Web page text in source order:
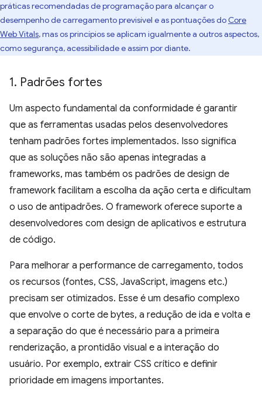
práticas recomendadas de programação para alcançar o
desempenho de carregamento previsível e as pontuações do Core
Web Vitals, mas os princípios se aplicam igualmente a outros aspectos,
como segurança, acessibilidade e assim por diante.
1. Padrões fortes
Um aspecto fundamental da conformidade é garantir
que as ferramentas usadas pelos desenvolvedores
tenham padrões fortes implementados. Isso significa
que as soluções não são apenas integradas a
frameworks, mas também os padrões de design de
framework facilitam a escolha da ação certa e dificultam
o uso de antipadrões. O framework oferece suporte a
desenvolvedores com design de aplicativos e estrutura
de código.
Para melhorar a performance de carregamento, todos
os recursos (fontes, CSS, JavaScript, imagens etc.)
precisam ser otimizados. Esse é um desafio complexo
que envolve o corte de bytes, a redução de ida e volta e
a separação do que é necessário para a primeira
renderização, a prontidão visual e a interação do
usuário. Por exemplo, extrair CSS crítico e definir
prioridade em imagens importantes.